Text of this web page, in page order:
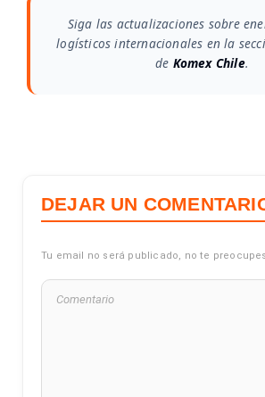
Siga las actualizaciones sobre
logísticos internacionales en la
de Komex Chile.
DEJAR UN
Tu email no será publicado, no te